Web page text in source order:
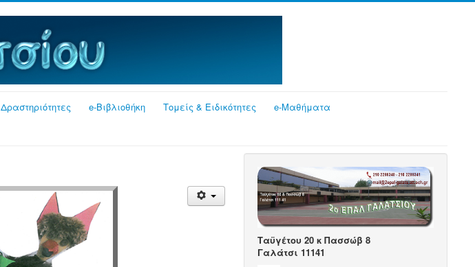
Δραστηριότητες e-Βιβλιοθήκη Τομείς & Ειδικότητες
e-Μαθήματα
Ταϋγέτου 20 κ Πασσώβ 8
Γαλάτσι 11141